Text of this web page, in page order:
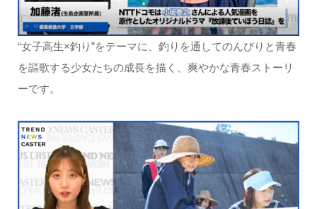
“女子高生×釣り”をテーマに、釣りを通してのんびりと青春
を謳歌する少女たちの成長を描く、爽やかな青春ストーリ
ーです。